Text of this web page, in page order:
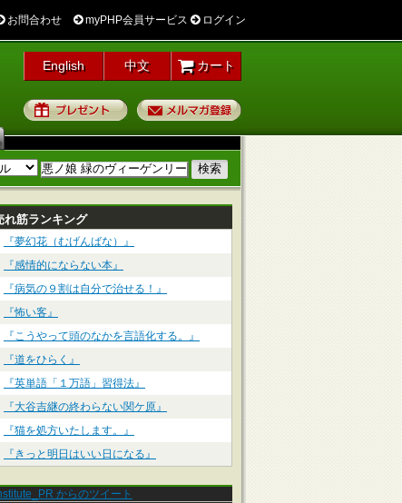
お問合わせ myPHP会員サービス ログイン
English 中文 カート
プレゼント
れ筋ランキング
『夢幻花（むげんばな）』
『感情的にならない本』
『病気の９割は自分で治せる！』
『怖い客』
『こうやって頭のなかを言語化する。』
『道をひらく』
『英単語「１万語」習得法』
『大谷吉継の終わらない関ケ原』
『猫を処方いたします。』
『きっと明日はいい日になる』
からのツイート